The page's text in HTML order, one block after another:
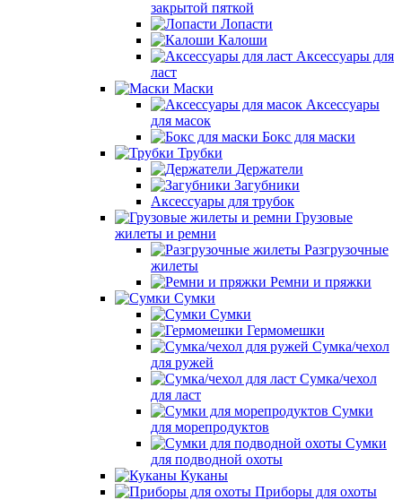
закрытой пяткой
Лопасти
Калоши
Аксессуары для
ласт
Маски
Аксессуары
для масок
Бокс для маски
Трубки
Держатели
Загубники
Аксессуары для трубок
Грузовые
жилеты и ремни
Разгрузочные
жилеты
Ремни и пряжки
Сумки
Сумки
Гермомешки
Сумка/чехол
для ружей
Сумка/чехол
для ласт
Сумки
для морепродуктов
Сумки
для подводной охоты
Куканы
Приборы для охоты